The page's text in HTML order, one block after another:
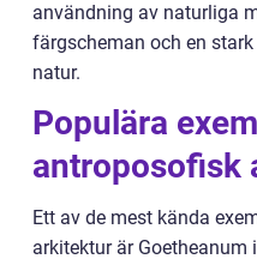
användning av naturliga
färgscheman och en
natur.
Populära
antroposofisk
Ett av de mest kända
arkitektur är Goetheanum